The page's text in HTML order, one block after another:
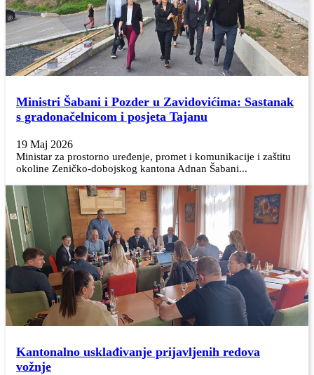
Ministri Šabani i Pozder u Zavidovićima: Sastanak
s gradonačelnicom i posjeta Tajanu
19 Maj 2026
Ministar za prostorno uređenje, promet i komunikacije i zaštitu
okoline Zeničko-dobojskog kantona Adnan Šabani...
Kantonalno usklađivanje prijavljenih redova
vožnje